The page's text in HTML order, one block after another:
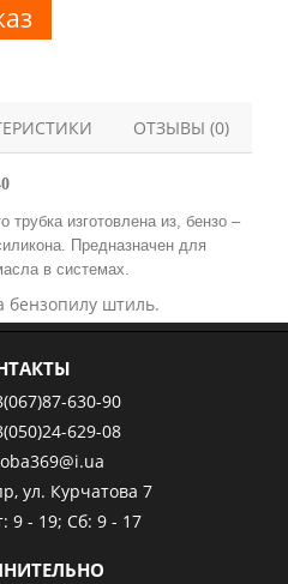
ОТЗЫВЫ (0)
трубка изготовлена из, бензо –
Предназначен для
в системах.
бензопилу штиль.
630-90
629-08
ул. Курчатова 7
9 - 19; Сб: 9 - 17